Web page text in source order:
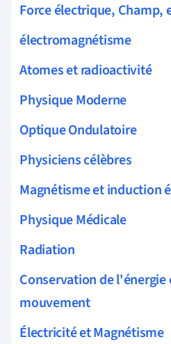
Force électrique, Champ,
électromagnétisme
Atomes et radioactivité
Physique Moderne
Optique Ondulatoire
Physiciens célèbres
Magnétisme et induction
Physique Médicale
Radiation
Conservation de
mouvement
Électricité et Magnétisme